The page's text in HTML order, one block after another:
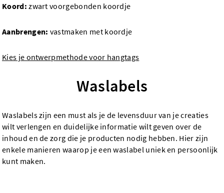
Koord:zwart voorgebonden koordje
Aanbrengen: vastmaken met koordje
Kies je ontwerpmethode voor hangtags
Waslabels
Waslabels zijn een must als je de levensduur van je creaties
wilt verlengen en duidelijke informatie wilt geven over de
inhoud en de zorg die je producten nodig hebben. Hier zijn
enkele manieren waarop je een waslabel uniek en persoonlijk
kunt maken.